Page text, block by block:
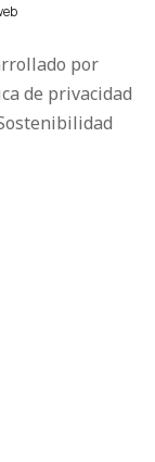
por
de privacidad